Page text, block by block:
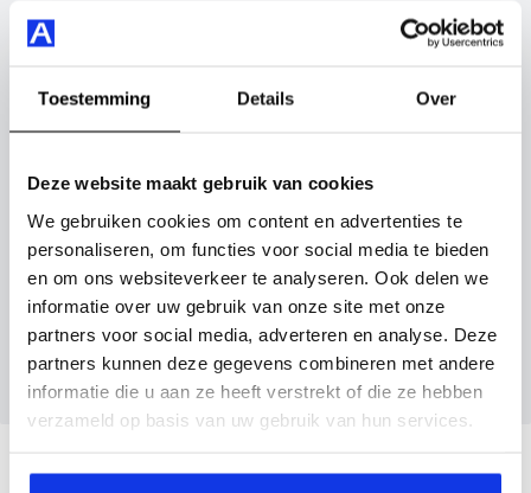
Toestemming Details Over
Deze website maakt gebruik van cookies
We gebruiken cookies om content en advertenties te
personaliseren, om functies voor social media te bieden
en om ons websiteverkeer te analyseren. Ook delen we
informatie over uw gebruik van onze site met onze
partners voor social media, adverteren en analyse. Deze
partners kunnen deze gegevens combineren met andere
informatie die u aan ze heeft verstrekt of die ze hebben
verzameld op basis van uw gebruik van hun services.
Je koopt hem voor € 20.895,- maar je kan deze
Maak snel een afspraak in de showroom of bestel hem
Vul hier je gegevens in en vergeet niet foto's van je
inruilauto mee te sturen.
Kenteken huidige auto
Inruilvoorstel aanvragen
Wanneer je foto’s meestuurt ontvang je op
maandag tot en met vrijdag binnen enkele uren
een voorstel.
Veelgestelde vragen